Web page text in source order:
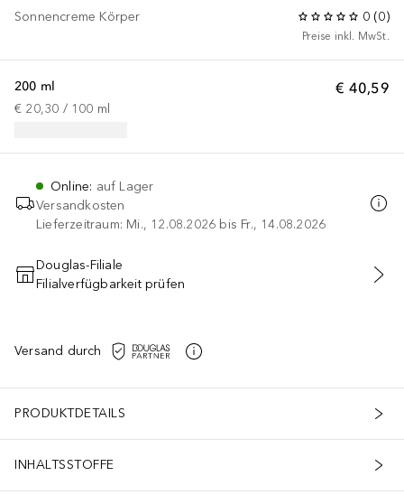
Sonnencreme Körper 0 (0)
Preise inkl. MwSt.
€ 40,59
200 ml
€ 20,30 / 100 ml
Online: auf Lager
Versandkosten
Lieferzeitraum: Mi., 12.08.2026 bis Fr., 14.08.2026
IN DEN WARENKORB
Douglas-Filiale
Filialverfügbarkeit prüfen
Versand durch
PRODUKTDETAILS
INHALTSSTOFFE